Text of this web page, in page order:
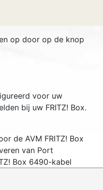
op door op de knop
voor uw
bij uw FRITZ! Box.
de AVM FRITZ! Box
van Port
Box 6490-kabel